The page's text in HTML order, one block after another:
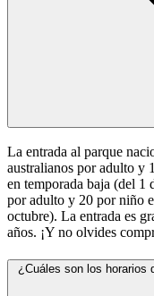
La entrada al parque
australianos por adulto y
en temporada baja (del 1
por adulto y 20 por niño
octubre). La entrada es
años. ¡Y no olvides
¿Cuáles son los horarios